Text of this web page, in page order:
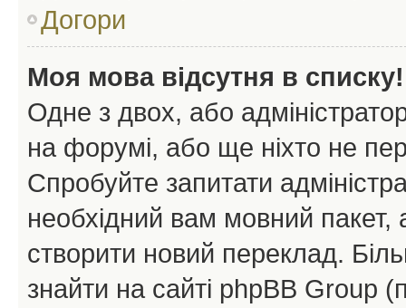
Догори
Моя мова відсутня в списку!
Одне з двох, або
на форумі, або ще ніхто не
Спробуйте запитати
необхідний вам мовний
створити новий переклад.
знайти на сайті phpBB Group